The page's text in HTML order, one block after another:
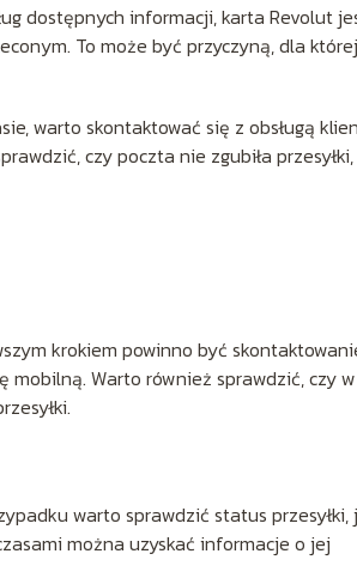
dostępnych informacji, karta Revolut
To może być przyczyną, dla której
warto skontaktować się z obsługą
czy poczta nie zgubiła przesyłki,
krokiem powinno być
mobilną. Warto również sprawdzić, czy w
warto sprawdzić status przesyłki,
można uzyskać informacje o jej